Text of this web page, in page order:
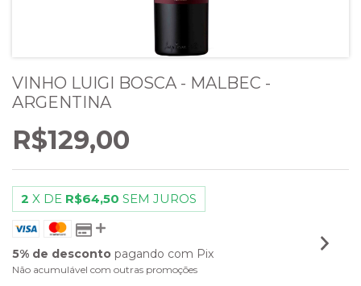
VINHO LUIGI BOSCA - MALBEC -
ARGENTINA
R$129,00
2 X DE R$64,50 SEM JUROS
5% de desconto pagando com Pix
Não acumulável com outras promoções